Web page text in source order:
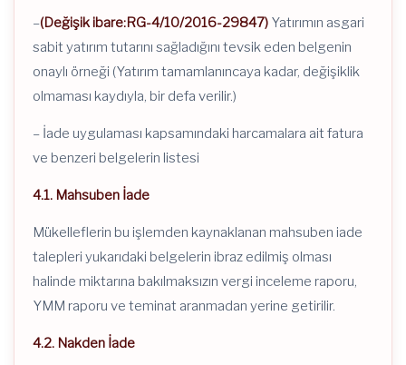
–(Değişik ibare:RG-4/10/2016-29847) Yatırımın asgari
sabit yatırım tutarını sağladığını tevsik eden belgenin
onaylı örneği (Yatırım tamamlanıncaya kadar, değişiklik
olmaması kaydıyla, bir defa verilir.)
– İade uygulaması kapsamındaki harcamalara ait fatura
ve benzeri belgelerin listesi
4.1. Mahsuben İade
Mükelleflerin bu işlemden kaynaklanan mahsuben iade
talepleri yukarıdaki belgelerin ibraz edilmiş olması
halinde miktarına bakılmaksızın vergi inceleme raporu,
YMM raporu ve teminat aranmadan yerine getirilir.
4.2. Nakden İade